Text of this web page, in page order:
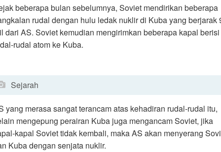
beberapa bulan sebelumnya, Soviet mendirikan beberapa
rudal dengan hulu ledak nuklir di Kuba yang berjarak
dari AS. Soviet kemudian mengirimkan beberapa kapal berisi
rudal atom ke Kuba.
Sejarah
yang merasa sangat terancam atas kehadiran rudal-rudal itu,
mengepung perairan Kuba juga mengancam Soviet, jika
kapal Soviet tidak kembali, maka AS akan menyerang
Kuba dengan senjata nuklir.